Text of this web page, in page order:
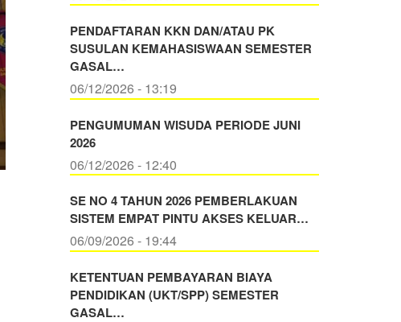
PENDAFTARAN KKN DAN/ATAU PK
SUSULAN KEMAHASISWAAN SEMESTER
GASAL…
06/12/2026 - 13:19
PENGUMUMAN WISUDA PERIODE JUNI
2026
06/12/2026 - 12:40
SE NO 4 TAHUN 2026 PEMBERLAKUAN
SISTEM EMPAT PINTU AKSES KELUAR…
06/09/2026 - 19:44
KETENTUAN PEMBAYARAN BIAYA
PENDIDIKAN (UKT/SPP) SEMESTER
GASAL…